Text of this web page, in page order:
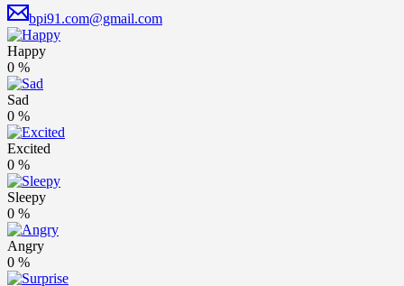
bpi91.com@gmail.com
Happy
0 %
Sad
0 %
Excited
0 %
Sleepy
0 %
Angry
0 %